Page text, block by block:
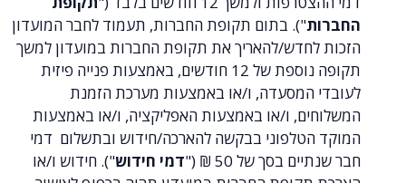
"). בתום תקופת החברות, תעמוד לחבר המועדון
לחדש/להאריך את תקופת החברות במועדון למשך
תקופה נוספת של 12 חודשים, באמצעות פנייה פיזית
המסעדה, ו/או באמצעות מערכת הזמנת
ו/או באמצעות האפליקציה, ו/או באמצעות
הטלפוני בבקשה להארכה/חידוש ובתשלוםדמי
בסך של 50 ₪ ("
דמי חידוש "). חידוש ו/או